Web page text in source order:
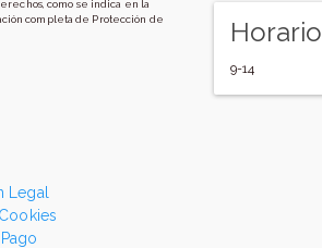
como se indica en la
completa de Protección de
Legal
Horario
9-14